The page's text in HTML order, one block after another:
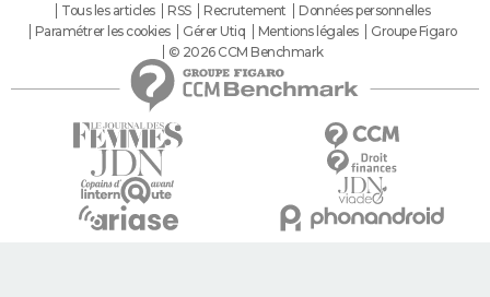
Tous les articles
RSS Recrutement
Données personnelles
Paramétrer les cookies
Gérer Utiq Mentions légales
Groupe Figaro
© 2026 CCM Benchmark